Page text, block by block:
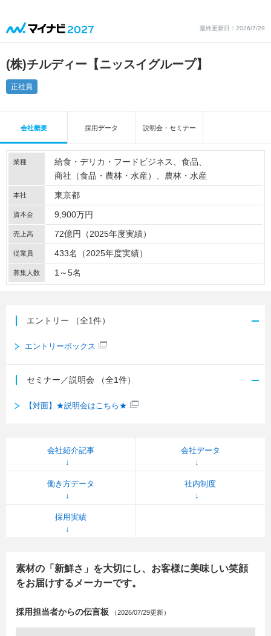
最終更新日：2026/7/29
(株)チルディー【ニッスイグループ】
正社員
会社概要 採用データ 説明会・セミナー
業種 給食・デリカ・フードビジネス
食品
商社（食品・農林・水産）
農林・水産
本社 東京都
資本金 9,900万円
売上高 72億円（2025年度実績）
従業員 433名（2025年度実績）
募集人数 1～5名
エントリー （全1件）
エントリーボックス
セミナー／説明会 （全1件）
【対面】★説明会はこちら★
会社紹介記事 会社データ
働き方データ 社内制度
採用実績
素材の「新鮮さ」を大切にし、お客様に美味しい笑顔
をお届けするメーカーです。
採用担当者からの伝言板 （2026/07/29更新）